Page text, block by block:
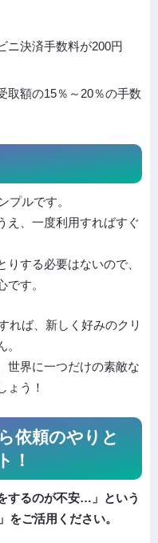
ニ決済手数料が200円
取額の15％～20％の手数
プルです。
え、一度利用すればすぐ
する必要はないので、
す。
れば、新しく好みのクリ
世界に一つだけの素敵な
ょう！
依頼のやりと
！
するのが不安…」という
」をご活用ください。